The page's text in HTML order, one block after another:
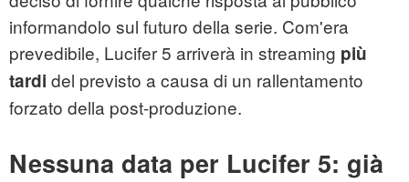
informandolo sul futuro della serie. Com'era
prevedibile, Lucifer 5 arriverà in streaming più
tardi del previsto a causa di un rallentamento
forzato della post-produzione.
Nessuna data per Lucifer 5: già